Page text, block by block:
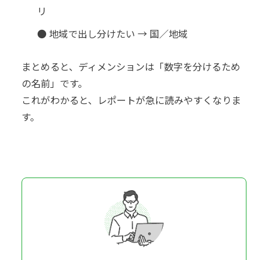
リ
● 地域で出し分けたい → 国／地域
まとめると、ディメンションは「数字を分けるため
の名前」です。
これがわかると、レポートが急に読みやすくなりま
す。